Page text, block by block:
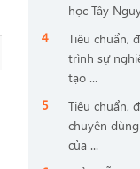
học Tây
Tiêu chuẩn,
trình sự
tạo ...
Tiêu chuẩn,
chuyên
của ...